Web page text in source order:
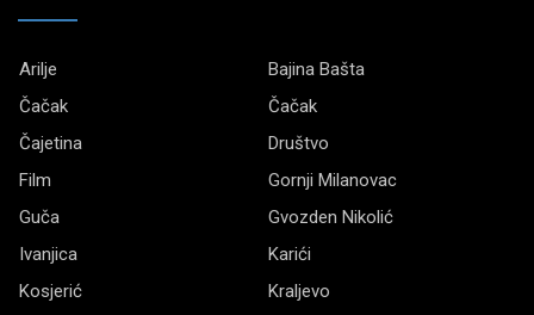
Arilje
Bajina Bašta
Čačak
Čačak
Čajetina
Društvo
Film
Gornji Milanovac
Guča
Gvozden Nikolić
Ivanjica
Karići
Kosjerić
Kraljevo